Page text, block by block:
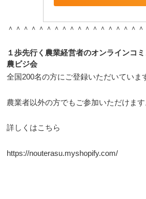
＾＾＾＾＾＾＾＾＾＾＾＾＾＾＾＾＾＾
１歩先行く農業経営者のオンラインコ
農ビジ会
全国200名の方にご登録いただいていま
農業者以外の方でもご参加いただけます
詳しくはこちら
https://nouterasu.myshopify.com/